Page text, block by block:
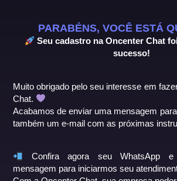
PARABÉNS, VOCÊ ESTÁ
Seu cadastro na Oncenter Chat
sucesso!
Muito obrigado pelo seu interesse em
Chat.
Acabamos de enviar uma mensagem
também um e-mail com as próximas
Confira agora seu WhatsApp e
mensagem para iniciarmos seu